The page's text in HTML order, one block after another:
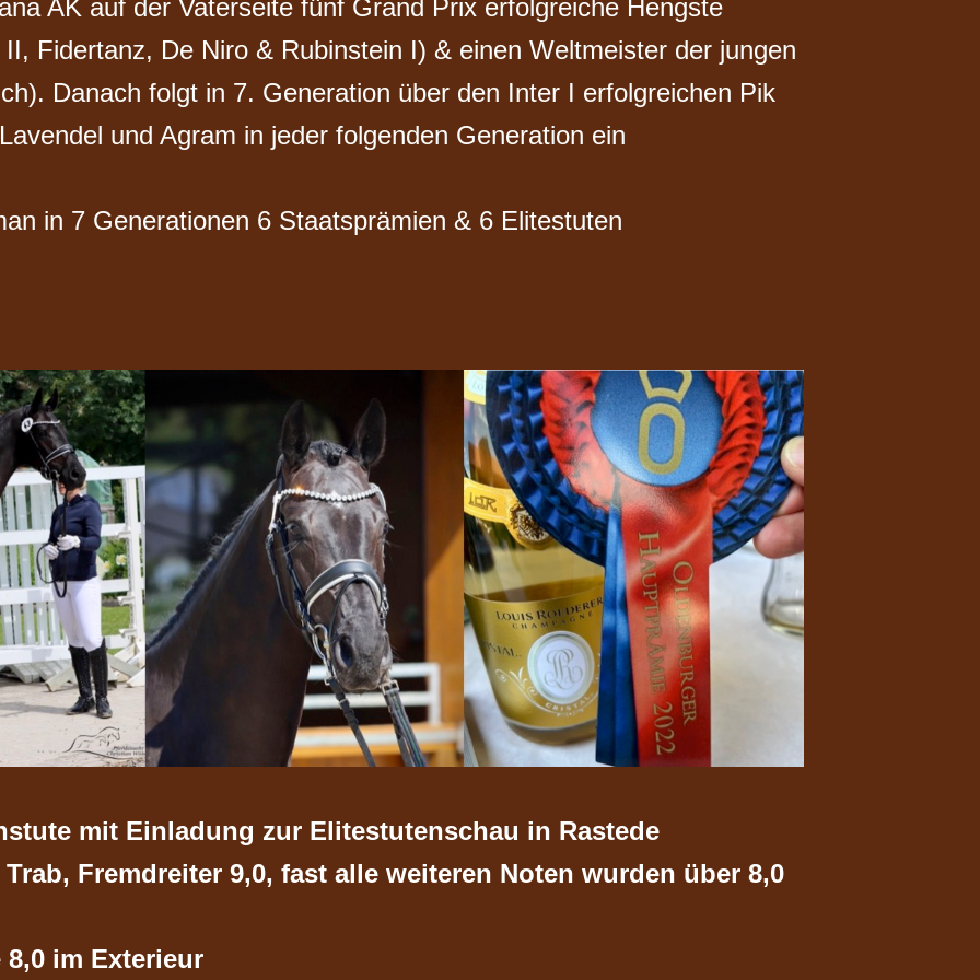
AK auf der Vaterseite fünf Grand Prix erfolgreiche Hengste
Fidertanz, De Niro & Rubinstein I) & einen Weltmeister der jungen
Danach folgt in 7. Generation über den Inter I erfolgreichen Pik
und Agram in jeder folgenden Generation ein
in 7 Generationen 6 Staatsprämien & 6 Elitestuten
mit Einladung zur Elitestutenschau in Rastede
Fremdreiter 9,0, fast alle weiteren Noten wurden über 8,0
im Exterieur